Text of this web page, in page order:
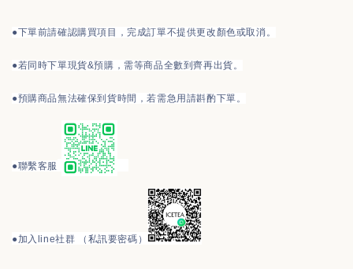
●下單前請確認購買項目，完成訂單不提供更改顏色或取消。
●若同時下單現貨&預購，需等商品全數到齊再出貨。
●預購商品無法確保到貨時間，若需急用請斟酌下單。
●聯繫客服
●加入line社群 （私訊要密碼）